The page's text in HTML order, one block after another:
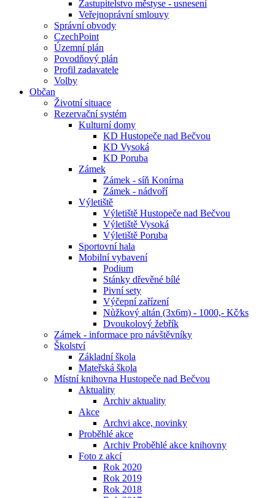
Zastupitelstvo městyse - usnesení
Veřejnoprávní smlouvy
Správní obvody
CzechPoint
Územní plán
Povodňový plán
Profil zadavatele
Volby
Občan
Životní situace
Rezervační systém
Kulturní domy
KD Hustopeče nad Bečvou
KD Vysoká
KD Poruba
Zámek
Zámek - síň Konírna
Zámek - nádvoří
Výletiště
Výletiště Hustopeče nad Bečvou
Výletiště Vysoká
Výletiště Poruba
Sportovní hala
Mobilní vybavení
Podium
Stánky dřevěné bílé
Pivní sety
Výčepní zařízení
Nůžkový altán (3x6m) - 1000,- Kč⁄ks
Dvoukolový žebřík
Zámek - informace pro návštěvníky
Školství
Základní škola
Mateřská škola
Místní knihovna Hustopeče nad Bečvou
Aktuality
Archiv aktuality
Akce
Archvi akce, novinky
Proběhlé akce
Archiv Proběhlé akce knihovny
Foto z akcí
Rok 2020
Rok 2019
Rok 2018